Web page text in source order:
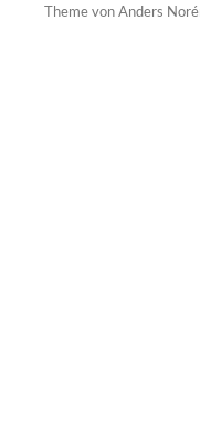
Theme vonAnders